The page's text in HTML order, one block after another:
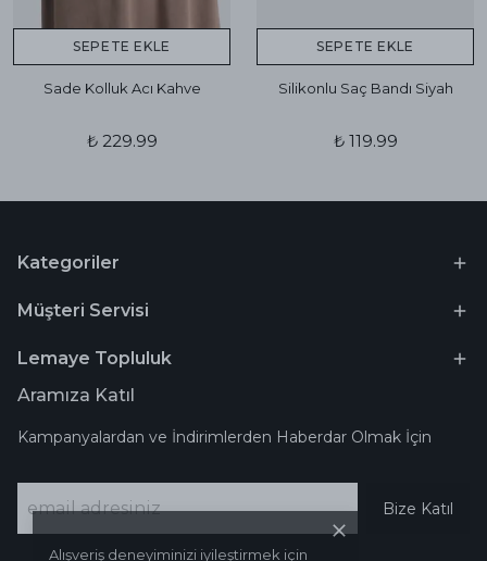
Alışveriş deneyiminizi iyileştirmek için
SEPETE EKLE
Sade Kolluk Acı Kahve
₺ 229.99
SEPETE EKLE
Silikonlu Saç Bandı Siyah
₺ 119.99
Kategoriler
Müşteri Servisi
Lemaye Topluluk
Aramıza Katıl
Kampanyalardan ve İndirimlerden Haberdar Olmak İçin
Bize Katıl